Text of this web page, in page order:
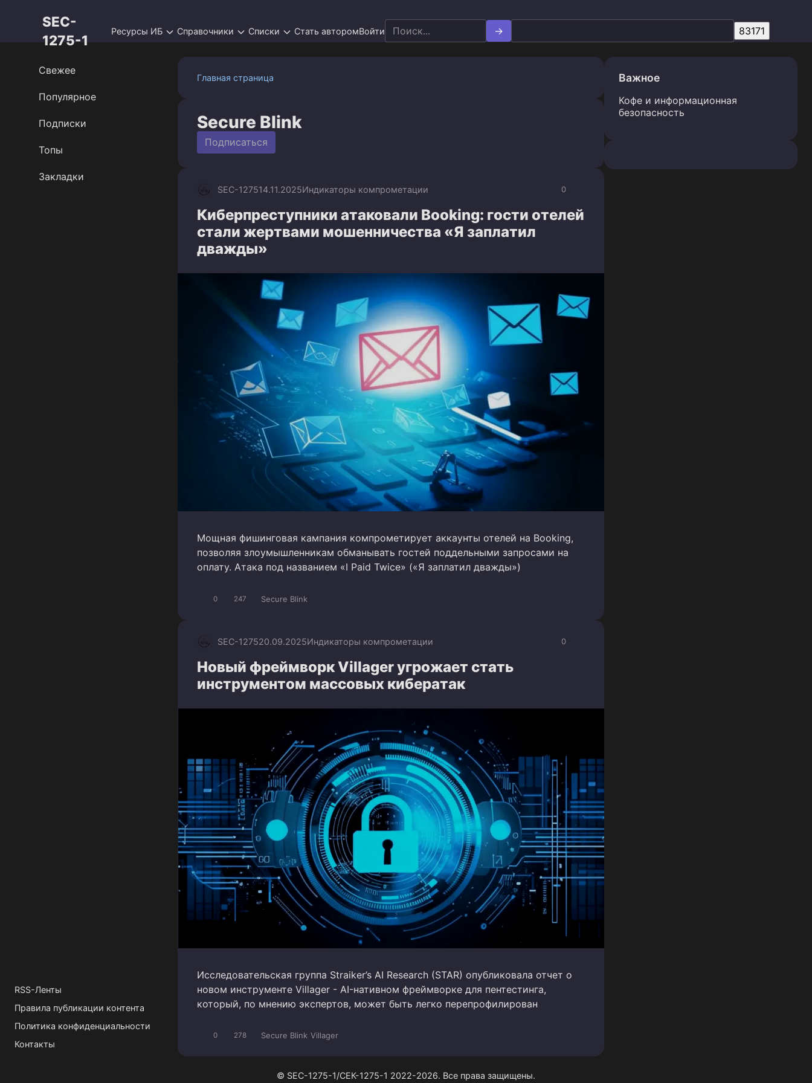
SEC-
1275-1
Ресурсы ИБ Справочники Списки Стать авторомВойти Search
for:
Главная страница
Secure Blink
Подписаться
0
SEC-127514.11.2025Индикаторы компрометации
Киберпреступники атаковали Booking: гости отелей
стали жертвами мошенничества «Я заплатил
дважды»
Мощная фишинговая кампания компрометирует аккаунты отелей на Booking,
позволяя злоумышленникам обманывать гостей поддельными запросами на
оплату. Атака под названием «I Paid Twice» («Я заплатил дважды»)
0 247 Secure Blink
0
SEC-127520.09.2025Индикаторы компрометации
Новый фреймворк Villager угрожает стать
инструментом массовых кибератак
Исследовательская группа Straiker’s AI Research (STAR) опубликовала отчет о
новом инструменте Villager - AI-нативном фреймворке для пентестинга,
который, по мнению экспертов, может быть легко перепрофилирован
0 278 Secure Blink Villager
Свежее
Популярное
Подписки
Топы
Закладки
RSS-Ленты
Правила публикации контента
Политика конфиденциальности
Контакты
Важное
Кофе и информационная
безопасность
© SEC-1275-1/СЕК-1275-1 2022-2026. Все права защищены.